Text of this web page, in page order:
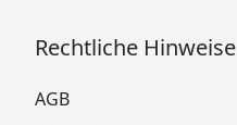
Rechtliche Hinweise
AGB